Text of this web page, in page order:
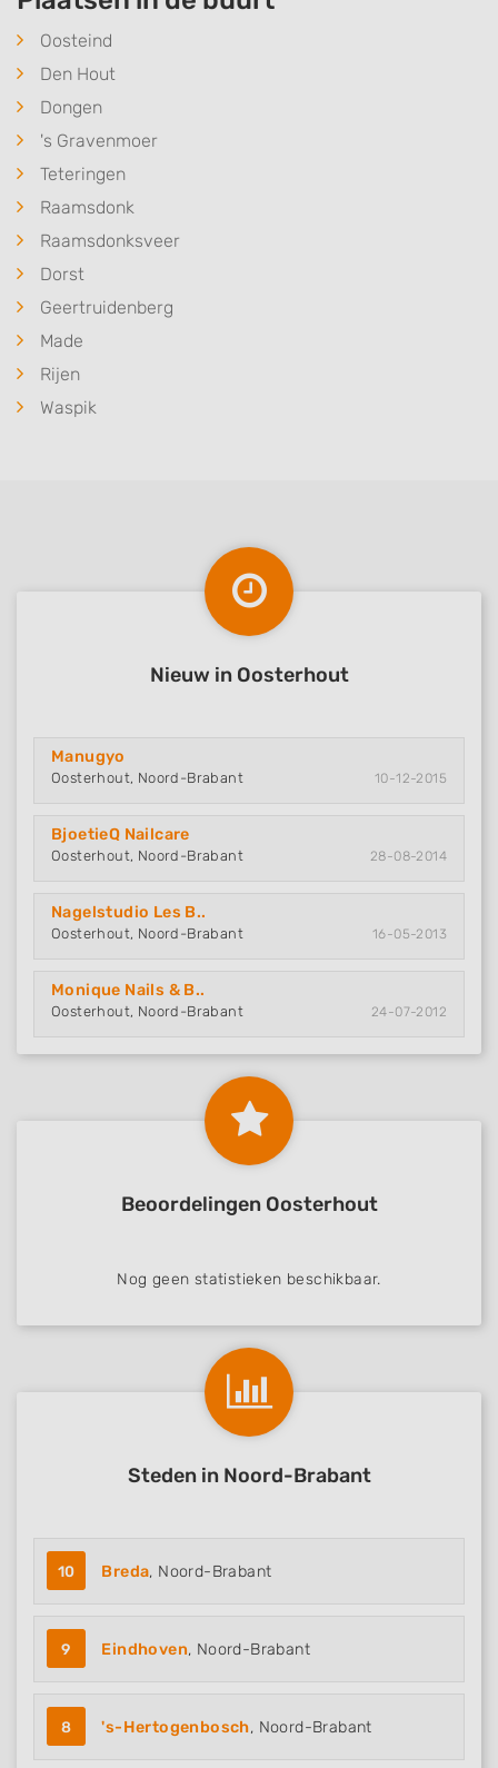
Oosteind
Den Hout
Dongen
's Gravenmoer
Teteringen
Raamsdonk
Raamsdonksveer
Dorst
Geertruidenberg
Made
Rijen
Waspik
Nieuw in Oosterhout
Manugyo
Oosterhout, Noord-Brabant 10-12-2015
BjoetieQ Nailcare
Oosterhout, Noord-Brabant 28-08-2014
Nagelstudio Les B..
Oosterhout, Noord-Brabant 16-05-2013
Monique Nails & B..
Oosterhout, Noord-Brabant 24-07-2012
Beoordelingen Oosterhout
Nog geen statistieken beschikbaar.
Steden in Noord-Brabant
10 Breda, Noord-Brabant
9 Eindhoven, Noord-Brabant
8 's-Hertogenbosch, Noord-Brabant